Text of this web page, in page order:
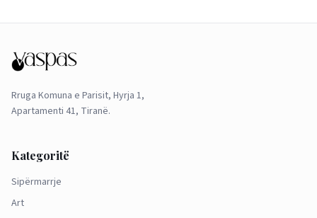
Rruga Komuna e Parisit, Hyrja 1,
Apartamenti 41, Tiranë.
Kategoritë
Sipërmarrje
Art